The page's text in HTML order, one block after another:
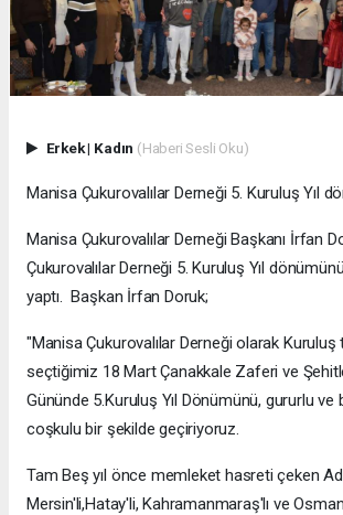
Erkek| Kadın (Haberi Sesli Oku)
Manisa Çukurovalılar Derneği 5. Kuruluş Yıl
Manisa Çukurovalılar Derneği Başkanı İrfan
Çukurovalılar Derneği 5. Kuruluş Yıl
yaptı. Başkan İrfan Doruk;
"Manisa Çukurovalılar Derneği olarak
seçtiğimiz 18 Mart Çanakkale Zaferi ve
Gününde 5.Kuruluş Yıl Dönümünü, gururlu ve
coşkulu bir şekilde geçiriyoruz.
Tam Beş yıl önce memleket hasreti çeken
Mersin'li,Hatay'li, Kahramanmaraş'lı ve